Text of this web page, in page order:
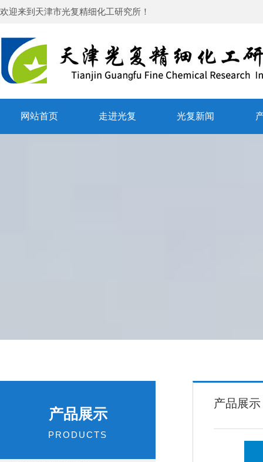
欢迎来到 天津市光复精细化工研究所 ！
网站首页 走进光复 光复新闻
产品展示
PRODUCTS
产品展示